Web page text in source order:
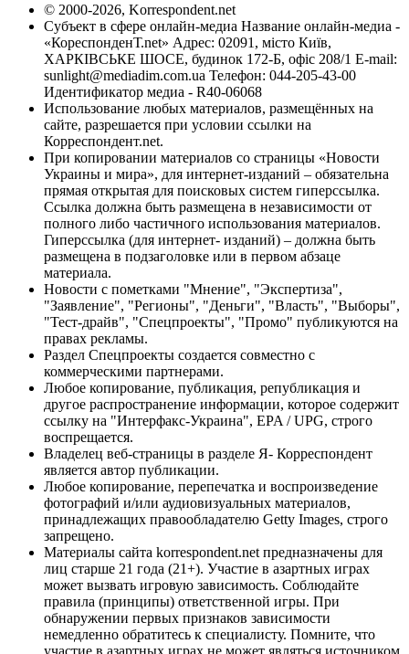
© 2000-2026, Korrespondent.net
Субъект в сфере онлайн-медиа Название онлайн-медиа -
«КореспонденТ.net» Адрес: 02091, місто Київ,
ХАРКІВСЬКЕ ШОСЕ, будинок 172-Б, офіс 208/1 E-mail:
sunlight@mediadim.com.ua Телефон: 044-205-43-00
Идентификатор медиа - R40-06068
Использование любых материалов, размещённых на
сайте, разрешается при условии ссылки на
Корреспондент.net.
При копировании материалов со страницы «Новости
Украины и мира», для интернет-изданий – обязательна
прямая открытая для поисковых систем гиперссылка.
Ссылка должна быть размещена в независимости от
полного либо частичного использования материалов.
Гиперссылка (для интернет- изданий) – должна быть
размещена в подзаголовке или в первом абзаце
материала.
Новости с пометками "Мнение", "Экспертиза",
"Заявление", "Регионы", "Деньги", "Власть", "Выборы",
"Тест-драйв", "Спецпроекты", "Промо" публикуются на
правах рекламы.
Раздел Спецпроекты создается совместно с
коммерческими партнерами.
Любое копирование, публикация, републикация и
другое распространение информации, которое содержит
ссылку на "Интерфакс-Украина", EPA / UPG, строго
воспрещается.
Владелец веб-страницы в разделе Я- Корреспондент
является автор публикации.
Любое копирование, перепечатка и воспроизведение
фотографий и/или аудиовизуальных материалов,
принадлежащих правообладателю Getty Images, строго
запрещено.
Материалы сайта korrespondent.net предназначены для
лиц старше 21 года (21+). Участие в азартных играх
может вызвать игровую зависимость. Соблюдайте
правила (принципы) ответственной игры. При
обнаружении первых признаков зависимости
немедленно обратитесь к специалисту. Помните, что
участие в азартных играх не может являться источником